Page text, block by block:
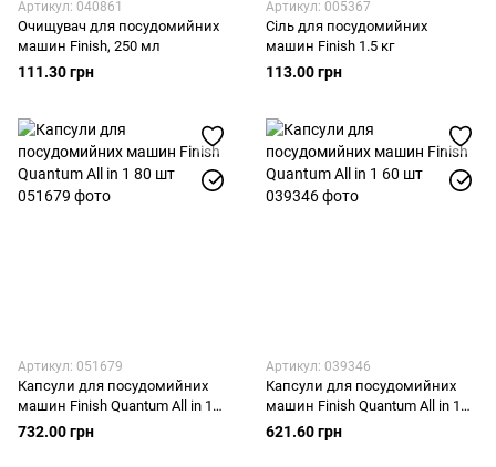
Артикул: 040861
Очищувач для посудомийних
машин Finish, 250 мл
111.30 грн
Артикул: 005367
Сіль для посудомийних
машин Finish 1.5 кг
113.00 грн
Артикул: 051679
Капсули для посудомийних
машин Finish Quantum All in 1
80 шт
732.00 грн
Артикул: 039346
Капсули для посудомийних
машин Finish Quantum All in 1
60 шт
621.60 грн